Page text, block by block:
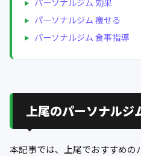
パーソナルジム 痩せる
パーソナルジム 食事指導
上尾のパーソナルジ
本記事では、上尾でおすすめの